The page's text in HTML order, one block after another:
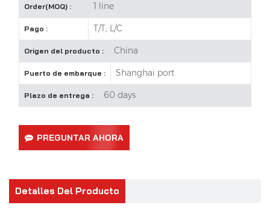
Order(MOQ) : 1 line
Pago : T/T; L/C
Origen del producto : China
Puerto de embarque : Shanghai port
Plazo de entrega : 60 days
PREGUNTAR AHORA
Detalles Del Producto